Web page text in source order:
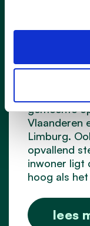
Pelt
Vorig jaar
gemeente
Vlaanderen
Limburg.
opvallend
inwoner ligt
hoog als
lees